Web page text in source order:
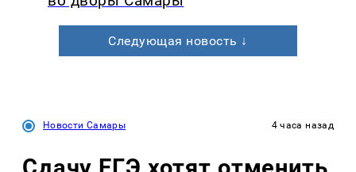
Следующая новость ↓
Новости Самары 4 часа назад